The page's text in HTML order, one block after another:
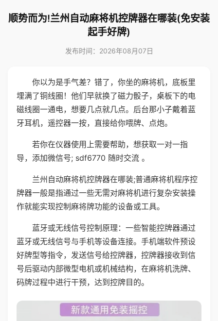
顺势而为!兰州自动麻将机控牌器在哪装(免安装
起手好牌)
发布时间：2026年08月07日
你以为是手气差？错了，你坐的麻将机，底板里
埋满了铜线圈！他们早就换了磁力骰子，桌板下的电
磁线圈一通电，想要几点就几点。后台那小子戴着蓝
牙耳机，遥控器一按，直接给你喂牌、点炮。
若你在仪器使用上需要帮助，想获取一对一指
导，添加微信号; sdf6770 随时交流 。
兰州自动麻将机控牌器在哪装;普通麻将机程序控
牌器一般是指通过一些无需对麻将机进行复杂安装操
作就能实现控制麻将牌功能的设备或工具。
蓝牙或无线信号控制原理：一些智能控牌器通过
蓝牙或无线信号与手机等设备连接。手机端软件预设
好牌型等指令，发送信号给控牌器，控牌器接收到信
号后驱动内部微型电机或机械结构，在麻将机洗牌、
码牌过程中进行干预，达到控牌目的。